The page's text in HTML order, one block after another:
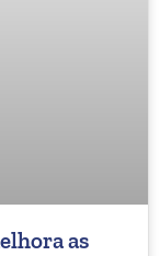
as